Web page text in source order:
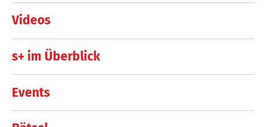
Videos
s+ im Überblick
Events